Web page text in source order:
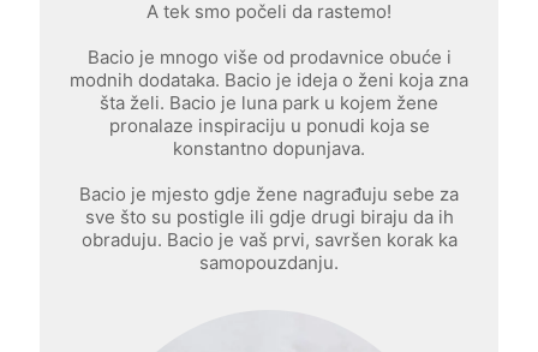
A tek smo počeli da rastemo!
Bacio je mnogo više od prodavnice obuće i
modnih dodataka. Bacio je ideja o ženi koja zna
šta želi. Bacio je luna park u kojem žene
pronalaze inspiraciju u ponudi koja se
konstantno dopunjava.
Bacio je mjesto gdje žene nagrađuju sebe za
sve što su postigle ili gdje drugi biraju da ih
obraduju. Bacio je vaš prvi, savršen korak ka
samopouzdanju.